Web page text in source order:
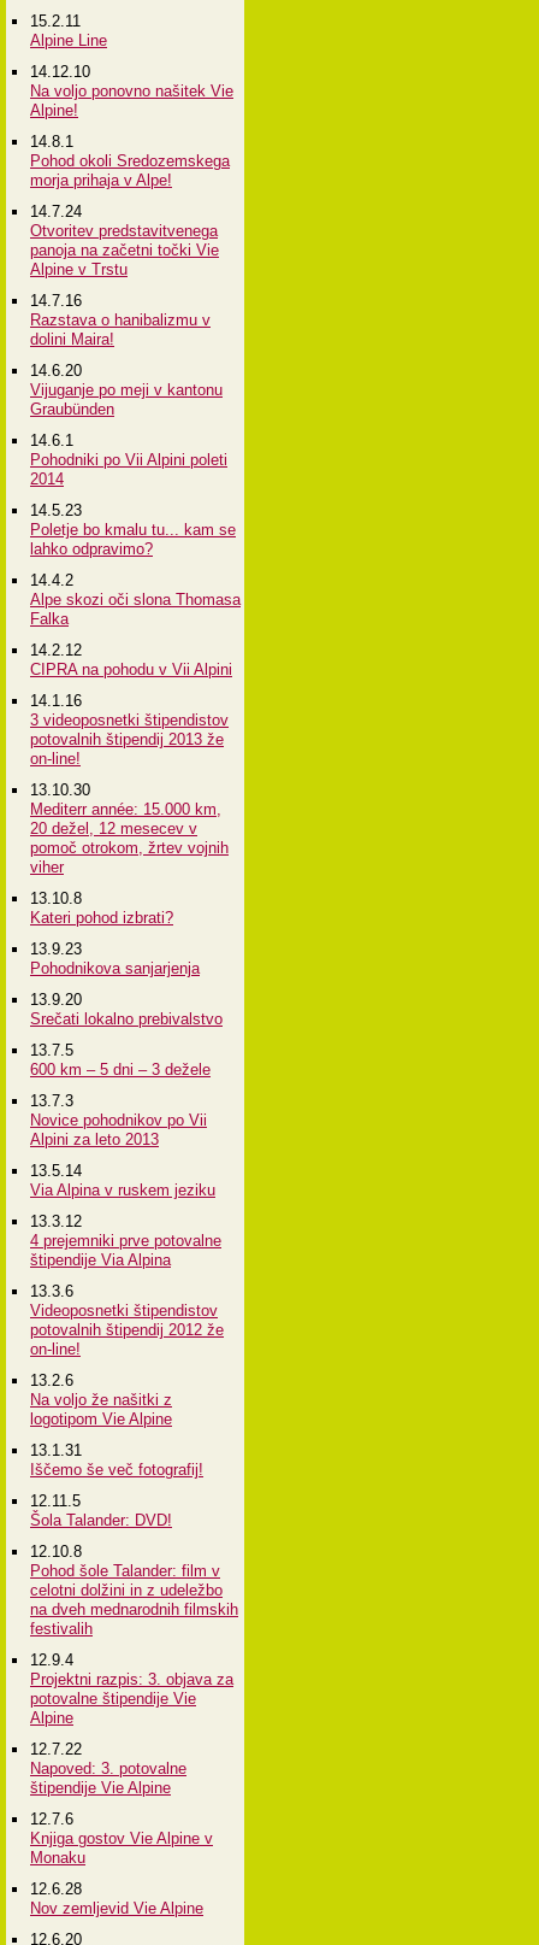
15.2.11
Alpine Line
14.12.10
Na voljo ponovno našitek Vie
Alpine!
14.8.1
Pohod okoli Sredozemskega
morja prihaja v Alpe!
14.7.24
Otvoritev predstavitvenega
panoja na začetni točki Vie
Alpine v Trstu
14.7.16
Razstava o hanibalizmu v
dolini Maira!
14.6.20
Vijuganje po meji v kantonu
Graubünden
14.6.1
Pohodniki po Vii Alpini poleti
2014
14.5.23
Poletje bo kmalu tu... kam se
lahko odpravimo?
14.4.2
Alpe skozi oči slona Thomasa
Falka
14.2.12
CIPRA na pohodu v Vii Alpini
14.1.16
3 videoposnetki štipendistov
potovalnih štipendij 2013 že
on-line!
13.10.30
Mediterr année: 15.000 km,
20 dežel, 12 mesecev v
pomoč otrokom, žrtev vojnih
viher
13.10.8
Kateri pohod izbrati?
13.9.23
Pohodnikova sanjarjenja
13.9.20
Srečati lokalno prebivalstvo
13.7.5
600 km – 5 dni – 3 dežele
13.7.3
Novice pohodnikov po Vii
Alpini za leto 2013
13.5.14
Via Alpina v ruskem jeziku
13.3.12
4 prejemniki prve potovalne
štipendije Via Alpina
13.3.6
Videoposnetki štipendistov
potovalnih štipendij 2012 že
on-line!
13.2.6
Na voljo že našitki z
logotipom Vie Alpine
13.1.31
Iščemo še več fotografij!
12.11.5
Šola Talander: DVD!
12.10.8
Pohod šole Talander: film v
celotni dolžini in z udeležbo
na dveh mednarodnih filmskih
festivalih
12.9.4
Projektni razpis: 3. objava za
potovalne štipendije Vie
Alpine
12.7.22
Napoved: 3. potovalne
štipendije Vie Alpine
12.7.6
Knjiga gostov Vie Alpine v
Monaku
12.6.28
Nov zemljevid Vie Alpine
12.6.20